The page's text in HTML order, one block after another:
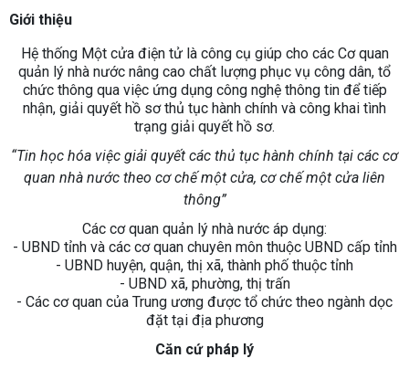
Giới thiệu
Hệ thống Một cửa điện tử là công cụ giúp cho các Cơ quan
quản lý nhà nước nâng cao chất lượng phục vụ công dân, tổ
chức thông qua việc ứng dụng công nghệ thông tin để tiếp
nhận, giải quyết hồ sơ thủ tục hành chính và công khai tình
trạng giải quyết hồ sơ.
“Tin học hóa việc giải quyết các thủ tục hành chính tại các cơ
quan nhà nước theo cơ chế một cửa, cơ chế một cửa liên
thông”
Các cơ quan quản lý nhà nước áp dụng:
- UBND tỉnh và các cơ quan chuyên môn thuộc UBND cấp tỉnh
- UBND huyện, quận, thị xã, thành phố thuộc tỉnh
- UBND xã, phường, thị trấn
- Các cơ quan của Trung ương được tổ chức theo ngành dọc
đặt tại địa phương
Căn cứ pháp lý